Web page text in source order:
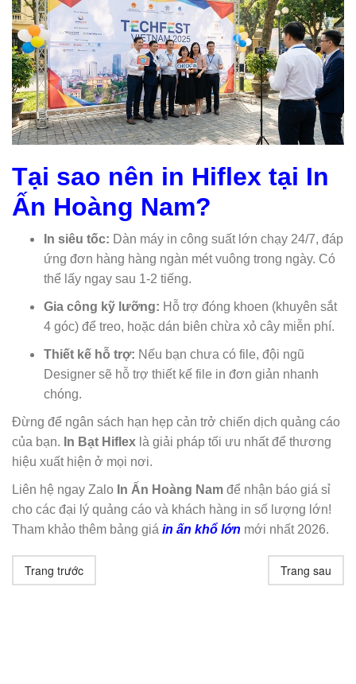
Tại sao nên in Hiflex tại In
Ấn Hoàng Nam?
In siêu tốc: Dàn máy in công suất lớn chạy 24/7, đáp
ứng đơn hàng hàng ngàn mét vuông trong ngày. Có
thể lấy ngay sau 1-2 tiếng.
Gia công kỹ lưỡng: Hỗ trợ đóng khoen (khuyên sắt
4 góc) để treo, hoặc dán biên chừa xỏ cây miễn phí.
Thiết kế hỗ trợ: Nếu bạn chưa có file, đội ngũ
Designer sẽ hỗ trợ thiết kế file in đơn giản nhanh
chóng.
Đừng để ngân sách hạn hẹp cản trở chiến dịch quảng cáo
của bạn. In Bạt Hiflex là giải pháp tối ưu nhất để thương
hiệu xuất hiện ở mọi nơi.
Liên hệ ngay Zalo In Ấn Hoàng Nam để nhận báo giá sỉ
cho các đại lý quảng cáo và khách hàng in số lượng lớn!
Tham khảo thêm bảng giá in ấn khổ lớn mới nhất 2026.
Trang trước Trang sau